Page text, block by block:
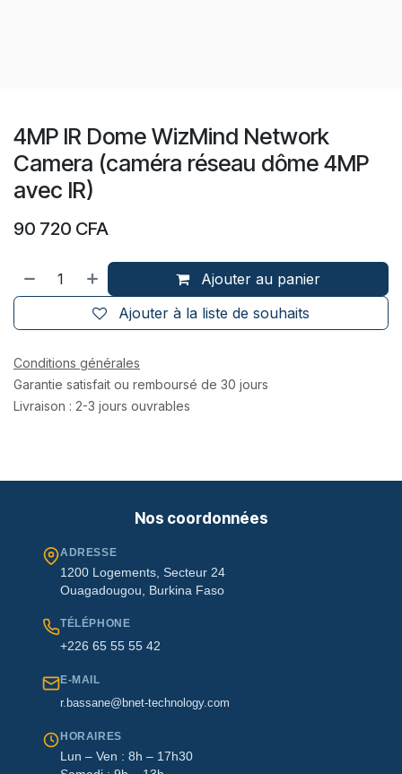
4MP IR Dome WizMind Network
Camera (caméra réseau dôme 4MP
avec IR)
90 720 CFA
Ajouter au panier
Ajouter à la liste de souhaits
Conditions générales
Garantie satisfait ou remboursé de 30 jours
Livraison : 2-3 jours ouvrables
Nos coordonnées
ADRESSE
1200 Logements, Secteur 24
Ouagadougou, Burkina Faso
TÉLÉPHONE
+226 65 55 55 42
E-MAIL
r.bassane@bnet-technology.com
HORAIRES
Lun – Ven : 8h – 17h30